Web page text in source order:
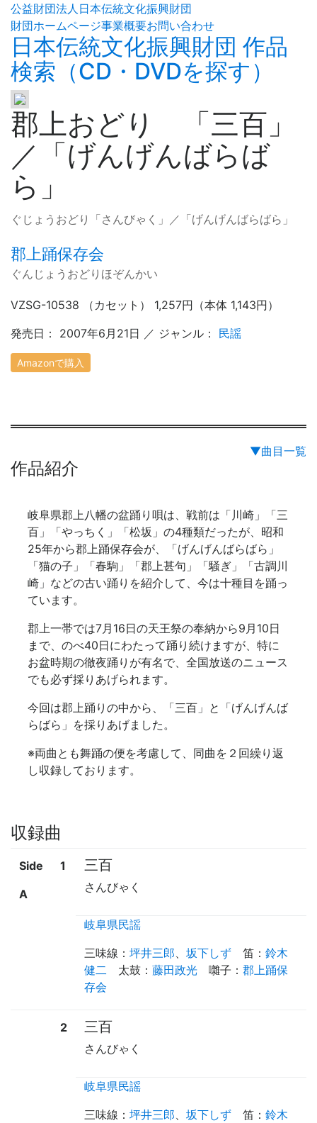
公益財団法人日本伝統文化振興財団
財団ホームページ事業概要お問い合わせ
日本伝統文化振興財団 作品
検索（CD・DVDを探す）
郡上おどり 「三百」
／「げんげんばらば
ら」
ぐじょうおどり「さんびゃく」／「げんげんばらばら」
郡上踊保存会
ぐんじょうおどりほぞんかい
VZSG-10538 （カセット） 1,257円（本体 1,143円）
発売日： 2007年6月21日 ／ ジャンル： 民謡
Amazonで購入
▼曲目一覧
作品紹介
岐阜県郡上八幡の盆踊り唄は、戦前は「川崎」「三
百」「やっちく」「松坂」の4種類だったが、昭和
25年から郡上踊保存会が、「げんげんばらばら」
「猫の子」「春駒」「郡上甚句」「騒ぎ」「古調川
崎」などの古い踊りを紹介して、今は十種目を踊っ
ています。
郡上一帯では7月16日の天王祭の奉納から9月10日
まで、のべ40日にわたって踊り続けますが、特に
お盆時期の徹夜踊りが有名で、全国放送のニュース
でも必ず採りあげられます。
今回は郡上踊りの中から、「三百」と「げんげんば
らばら」を採りあげました。
※両曲とも舞踊の便を考慮して、同曲を２回繰り返
し収録しております。
収録曲
Side
A
1 三百
さんびゃく
岐阜県民謡
三味線 ： 坪井三郎 坂下しず 笛 ： 鈴木
健二
太鼓 ： 藤田政光 囃子 ： 郡上踊保
存会
2 三百
さんびゃく
岐阜県民謡
三味線 ： 坪井三郎 坂下しず 笛 ： 鈴木